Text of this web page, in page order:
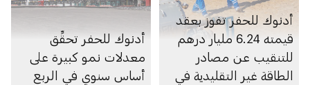
أدنوك للحفر تفوز بعقد
قيمته 6.24 مليار درهم
للتنقيب عن مصادر
الطاقة غير التقليدية في
أدنوك للحفر تحقِّق
معدلات نمو كبيرة على
أساس سنوي في الربع